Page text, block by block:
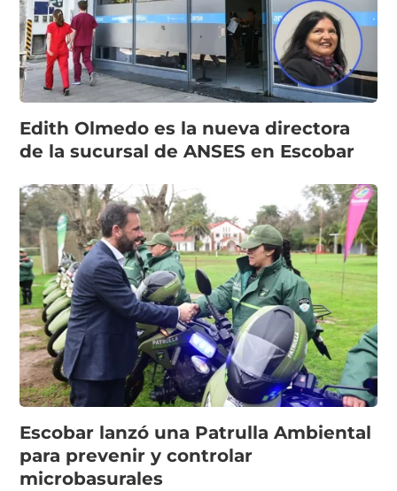
Edith Olmedo es la nueva directora
de la sucursal de ANSES en Escobar
Escobar lanzó una Patrulla Ambiental
para prevenir y controlar
microbasurales